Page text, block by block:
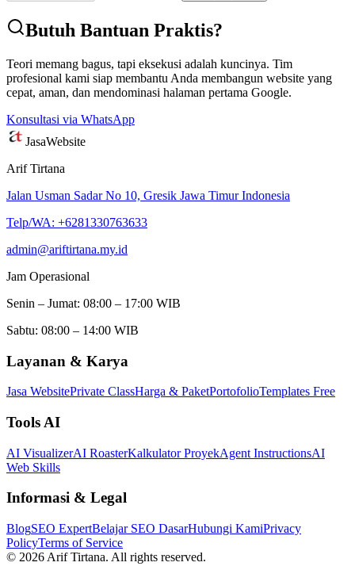
Butuh Bantuan Praktis?
Teori memang bagus, tapi eksekusi adalah kuncinya. Tim
profesional kami siap membantu Anda membangun website yang
cepat, aman, dan mendominasi halaman pertama Google.
Konsultasi via WhatsApp
JasaWebsite
Arif Tirtana
Jalan Usman Sadar No 10, Gresik Jawa Timur Indonesia
Telp/WA: +6281330763633
admin@ariftirtana.my.id
Jam Operasional
Senin – Jumat: 08:00 – 17:00 WIB
Sabtu: 08:00 – 14:00 WIB
Layanan & Karya
Jasa WebsitePrivate ClassHarga & PaketPortofolioTemplates Free
Tools AI
AI VisualizerAI RoasterKalkulator ProyekAgent InstructionsAI
Web Skills
Informasi & Legal
BlogSEO ExpertBelajar SEO DasarHubungi KamiPrivacy
PolicyTerms of Service
© 2026 Arif Tirtana. All rights reserved.